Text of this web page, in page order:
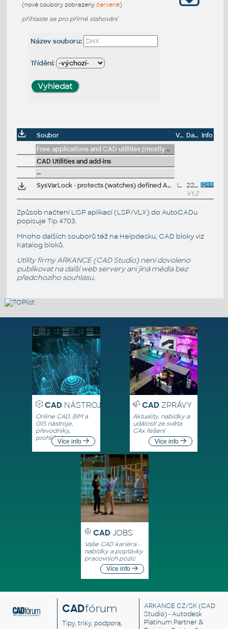
(nové soubory zobrazeny červeně)
přihlaste se pro přímé stahování
Název souboru:
Třídění:
Soubor Velikost Datum Info
Free applications and CAD utilities (mostly our freeware & trials)
CAD Utilities and add-ins
--
SysVarLock - protects (watches) defined AutoCAD system variables from assigning defined values 12kB
22.7.2011
V1.2
Způsob načtení LISP aplikací (LSP/VLX) do AutoCADu
popisuje Tip 4703.
Mnoho dalších souborů též na Helpdesku, CAD bloky viz
Katalog bloků.
Utility firmy ARKANCE (CAD Studio) není dovoleno
publikovat na další web servery ani jiná média bez
předchozího souhlasu.
CADNÁSTROJE
Online CAD, BIM a
GIS nástroje,
převodníky,
prohlížečeVíce info
CADZPRÁVY
Aktuality, nabídky a
události ze světa
CAx řešení
Více info
CAD JOBS
Vaše CAD kariéra -
nabídky a poptávky
pracovních pozic
Více info
CADfórum
Tipy, triky, podpora,
ARKANCE CZ/SK(CAD
Studio) - Autodesk
Platinum Partner &